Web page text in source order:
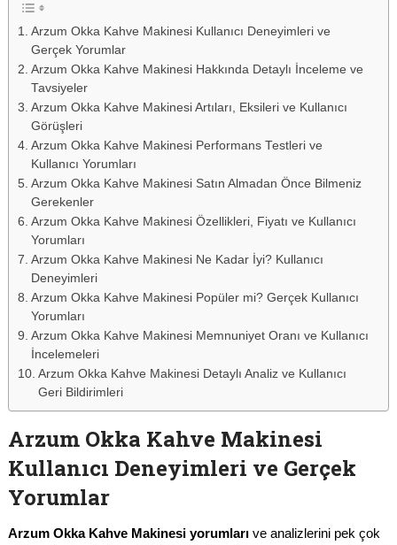
Arzum Okka Kahve Makinesi Kullanıcı Deneyimleri ve
Gerçek Yorumlar
Arzum Okka Kahve Makinesi Hakkında Detaylı İnceleme ve
Tavsiyeler
Arzum Okka Kahve Makinesi Artıları, Eksileri ve Kullanıcı
Görüşleri
Arzum Okka Kahve Makinesi Performans Testleri ve
Kullanıcı Yorumları
Arzum Okka Kahve Makinesi Satın Almadan Önce Bilmeniz
Gerekenler
Arzum Okka Kahve Makinesi Özellikleri, Fiyatı ve Kullanıcı
Yorumları
Arzum Okka Kahve Makinesi Ne Kadar İyi? Kullanıcı
Deneyimleri
Arzum Okka Kahve Makinesi Popüler mi? Gerçek Kullanıcı
Yorumları
Arzum Okka Kahve Makinesi Memnuniyet Oranı ve Kullanıcı
İncelemeleri
Arzum Okka Kahve Makinesi Detaylı Analiz ve Kullanıcı
Geri Bildirimleri
Arzum Okka Kahve Makinesi
Kullanıcı Deneyimleri ve Gerçek
Yorumlar
Arzum Okka Kahve Makinesi yorumlarıve analizlerini pek çok